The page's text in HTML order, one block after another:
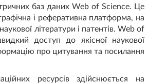
баз даних Web of Science. Це
і реферативна платформа, на
літератури і патентів. Web of
доступ до якісної наукової
про цитування та посилання
ресурсів здійснюється на